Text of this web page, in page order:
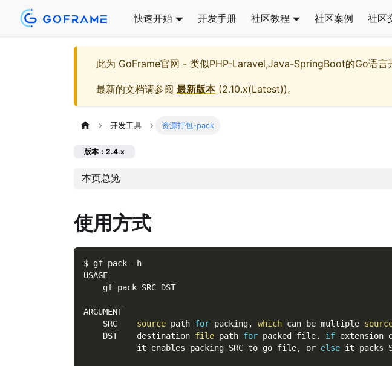
快速开始 开发手册 社区教程 社区案例 社区
此为 GoFrame官网 - 类似PHP-Laravel,Java-SpringBoot的Go语言
最新的文档请参阅 最新版本(2.10.x(Latest))。
开发工具 资源打包-pack
版本：2.4.x
本页总览
使用方式
$ gf pack
-h
USAGE
    gf pack SRC DST
ARGUMENT
    SRC
source path for packing, which can be multiple
    DST    destination
file path for packed file. if extension
           it enables packing SRC to go file, or
else it packs